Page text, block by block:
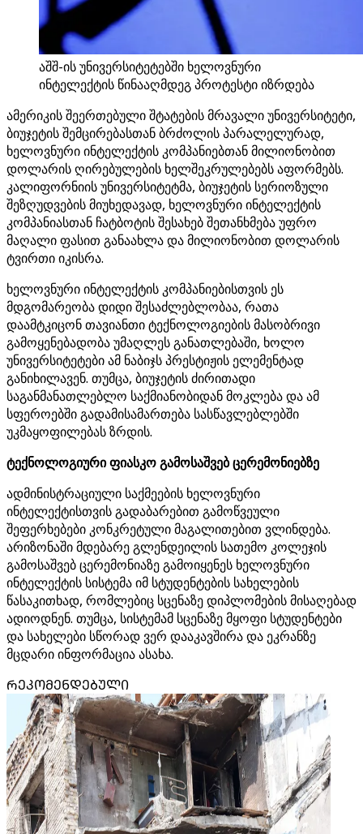
აშშ-ის უნივერსიტეტებში ხელოვნური
ინტელექტის წინააღმდეგ პროტესტი იზრდება
ამერიკის შეერთებული შტატების მრავალი უნივერსიტეტი,
ბიუჯეტის შემცირებასთან ბრძოლის პარალელურად,
ხელოვნური ინტელექტის კომპანიებთან მილიონობით
დოლარის ღირებულების ხელშეკრულებებს აფორმებს.
კალიფორნიის უნივერსიტეტმა, ბიუჯეტის სერიოზული
შეზღუდვების მიუხედავად, ხელოვნური ინტელექტის
კომპანიასთან ჩატბოტის შესახებ შეთანხმება უფრო
მაღალი ფასით განაახლა და მილიონობით დოლარის
ტვირთი იკისრა.
ხელოვნური ინტელექტის კომპანიებისთვის ეს
მდგომარეობა დიდი შესაძლებლობაა, რათა
დაამტკიცონ თავიანთი ტექნოლოგიების მასობრივი
გამოყენებადობა უმაღლეს განათლებაში, ხოლო
უნივერსიტეტები ამ ნაბიჯს პრესტიჟის ელემენტად
განიხილავენ. თუმცა, ბიუჯეტის ძირითადი
საგანმანათლებლო საქმიანობიდან მოკლება და ამ
სფეროებში გადამისამართება სასწავლებლებში
უკმაყოფილებას ზრდის.
ტექნოლოგიური ფიასკო გამოსაშვებ ცერემონიებზე
ადმინისტრაციული საქმეების ხელოვნური
ინტელექტისთვის გადაბარებით გამოწვეული
შეფერხებები კონკრეტული მაგალითებით ვლინდება.
არიზონაში მდებარე გლენდეილის სათემო კოლეჯის
გამოსაშვებ ცერემონიაზე გამოიყენეს ხელოვნური
ინტელექტის სისტემა იმ სტუდენტების სახელების
წასაკითხად, რომლებიც სცენაზე დიპლომების მისაღებად
ადიოდნენ. თუმცა, სისტემამ სცენაზე მყოფი სტუდენტები
და სახელები სწორად ვერ დააკავშირა და ეკრანზე
მცდარი ინფორმაცია ასახა.
ᲠᲔᲙᲝᲛᲔᲜᲓᲔᲑᲣᲚᲘ